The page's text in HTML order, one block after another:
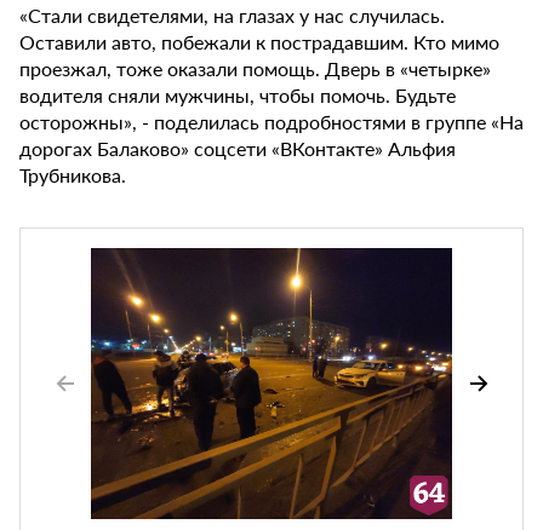
«Стали свидетелями, на глазах у нас случилась.
Оставили авто, побежали к пострадавшим. Кто мимо
проезжал, тоже оказали помощь. Дверь в «четырке»
водителя сняли мужчины, чтобы помочь. Будьте
осторожны», - поделилась подробностями в группе «На
дорогах Балаково» соцсети «ВКонтакте» Альфия
Трубникова.